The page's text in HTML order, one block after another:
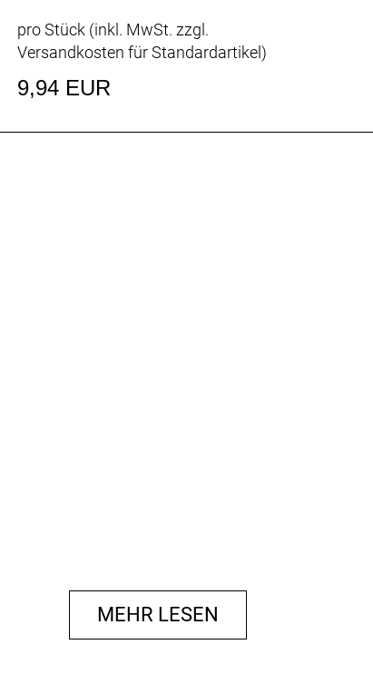
pro Stück (inkl. MwSt. zzgl.
Versandkosten für Standardartikel)
9,94 EUR
MEHR LESEN